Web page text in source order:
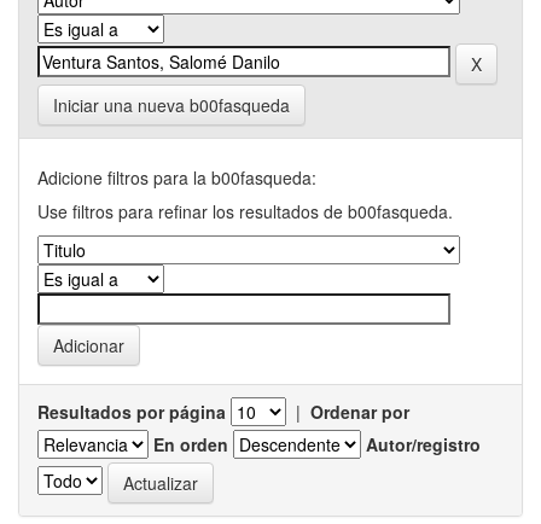
Iniciar una nueva b00fasqueda
Adicione filtros para la b00fasqueda:
Use filtros para refinar los resultados de b00fasqueda.
Resultados por página | Ordenar por
En orden
Autor/registro